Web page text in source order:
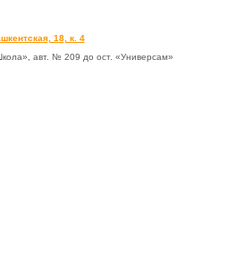
18, к. 4
авт. № 209 до ост. «Универсам»